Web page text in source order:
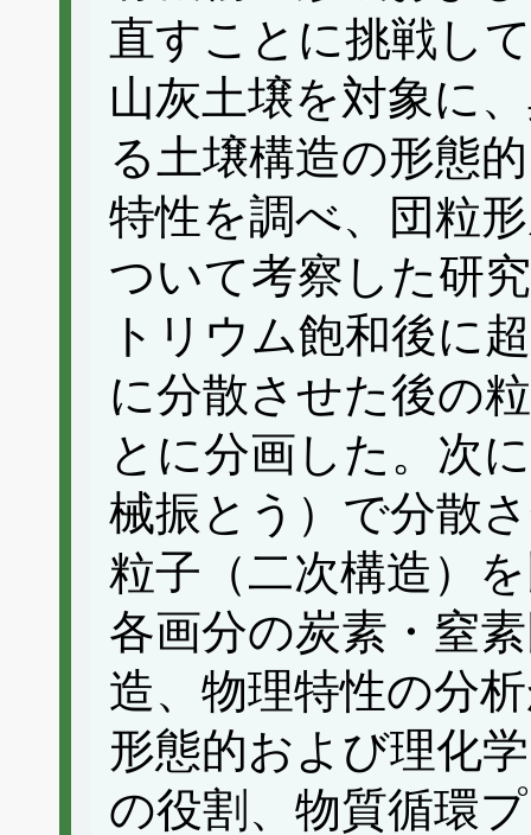
直すことに挑戦し
山灰土壌を対象に
る土壌構造の形態
特性を調べ、団粒
ついて考察した研
トリウム飽和後に
に分散させた後の
とに分画した。次
械振とう）で分散
粒子（二次構造）
各画分の炭素・窒
造、物理特性の分
形態的および理化
の役割、物質循環